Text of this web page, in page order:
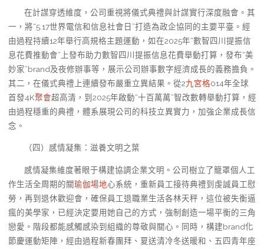
在計謀穿透維度，公司重視將儀式典禮與計謀實行深度融會。其
一，將“5.17世界電信和信息社會日”打造為政企協同的主要平臺。經
由過程持續12年舉行高規格主題運動，如在2025年“數智四川提振信
息花費推動會”上發布助力數智四川提振信息花費舉動打算，發布“美
妙家”brand及夜修辦事等，展示公司辦事數字經濟成長的義務擔負。
其二，在儀式典禮上連續發布嚴重立異結果。從2九宮格014年全球
首發4K聚會超高清，到2025年啟動“十百萬萬”智改數轉舉動打算，經
由過程穩重的典禮，體系展現公司的科技立異實力，加強企業成長信
念。
（四）感情凝集：滋養文明之葉
感情凝集維度著眼于構建協調企業文明。公司樹立了籠罩個人工
作生活全周期的關瑜伽場地心系統，重新員工接待典禮到虔誠員工慰
勞，再到退休歡迎會，確保員工退職業生活各林天秤，這位被失衡逼
瘋的美學家，已經決定要用她自己的方式，強制創造一場平衡的三角
戀愛。階段都能感觸感染到組織的尊敬與關心。同時，構建brand化
節慶運動矩陣，經由過程新春團拜、夏送清冷冬送暖和、五四青年座